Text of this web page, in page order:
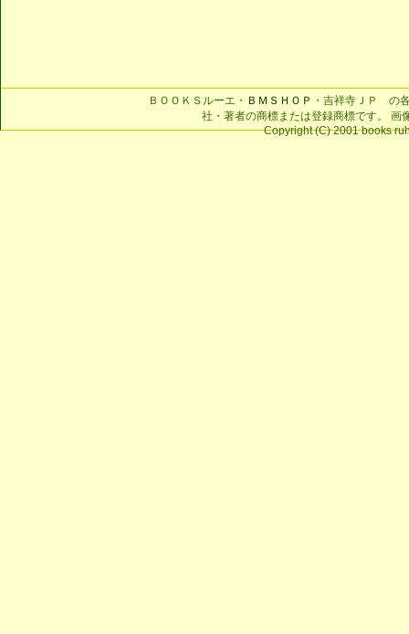
ＢＯＯＫＳルーエ・ ＢＭＳＨＯＰ ・吉祥寺ＪＰ の
社・著者の商標または登録商標です。 画
Copyright (C) 2001 books